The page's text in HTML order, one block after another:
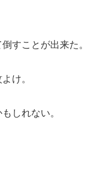
すことが出来た。
け。
しれない。